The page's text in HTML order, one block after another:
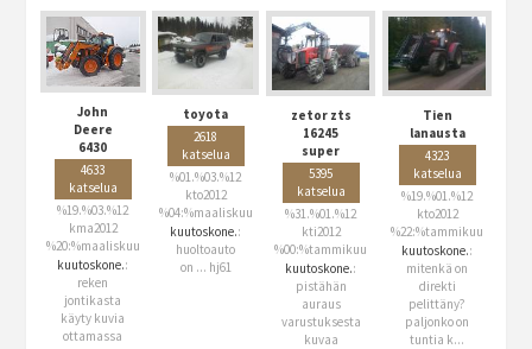
John
Deere
6430
4633
katselua
%19.%03.%12
kma2012
%20:%maaliskuu
kuutoskone.:
reken
jontikasta
käyty kuvia
ottamassa
toyota
2618
katselua
%01.%03.%12
kto2012
%04:%maaliskuu
kuutoskone.:
huoltoauto
on ... hj61
zetor zts
16245
super
5395
katselua
%31.%01.%12
kti2012
%00:%tammikuu
kuutoskone.:
pistähän
auraus
varustuksesta
kuvaa
Tien
lanausta
4323
katselua
%19.%01.%12
kto2012
%22:%tammikuu
kuutoskone.:
mitenkä on
direkti
pelittäny?
paljonko on
tuntia k...